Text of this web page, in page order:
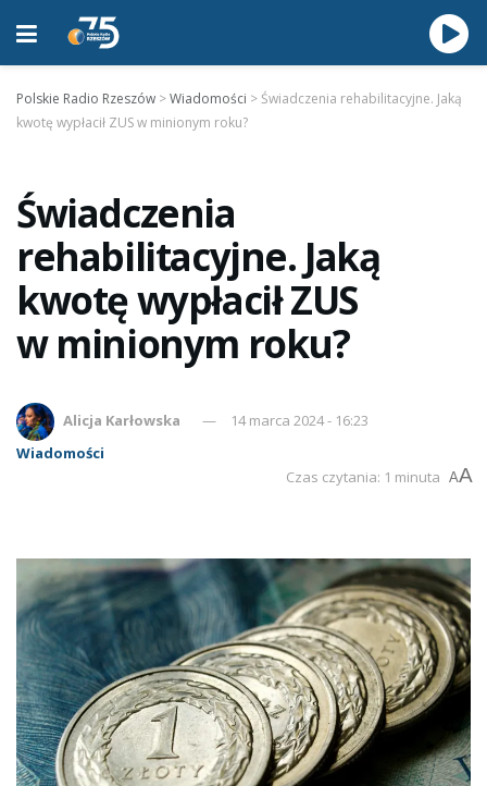
Polskie Radio Rzeszów >Wiadomości >Świadczenia rehabilitacyjne. Jaką
kwotę wypłacił ZUS w minionym roku?
Świadczenia
rehabilitacyjne. Jaką
kwotę wypłacił ZUS
w minionym roku?
Alicja Karłowska
14 marca 2024 - 16:23
Wiadomości
Czas czytania: 1 minuta AA